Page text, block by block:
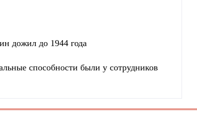
дожил до 1944 года
способности были у сотрудников